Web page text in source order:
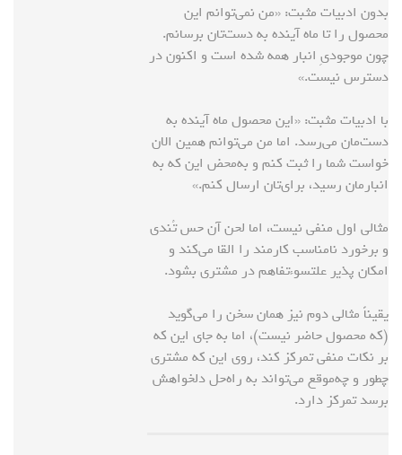
بدون ادبیات مثبت: «من نمی‌توانم این
محصول را تا ماه آینده به دست‌تان برسانم.
چون موجودیِ انبار همه شده است و اکنون در
دسترس نیست.»
با ادبیات مثبت: «این محصول ماه آینده به
دست‌مان می‌رسد. اما من می‌توانم همین الان
خواست شما را ثبت کنم و به‌محض این که به
انبارمان رسید، برای‌تان ارسال کنم.»
مثالی اول منفی نیست، اما لحن آن حس تُندی
و برخورد نامناسب کارمند را القا می‌کند و
امکان پذیر علتسوءتفاهم در مشتری بشود.
یقیناً مثالی دوم نیز همان سخن را می‌گوید
(که محصول حاضر نیست)، اما به جای این که
بر نکات منفی تمرکز کند، روی این که مشتری
چطور و چه‌موقع می‌تواند به راه‌حل دلخواهش
برسد تمرکز دارد.